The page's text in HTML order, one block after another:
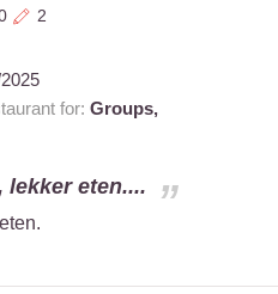
2
for: Groups,
lekker eten....